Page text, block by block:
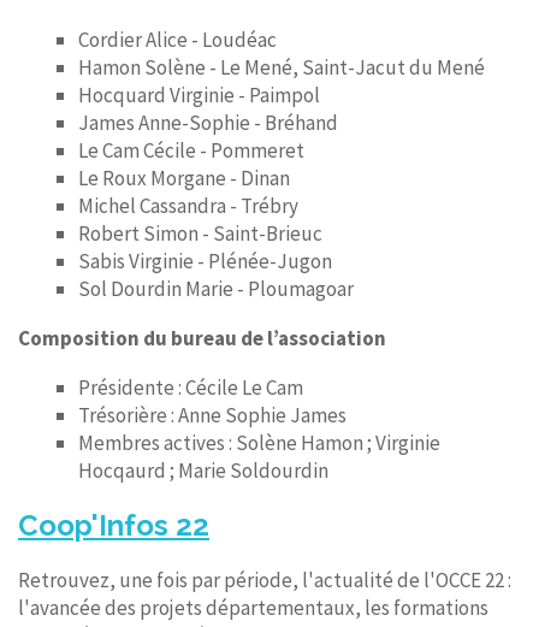
Cordier Alice - Loudéac
Hamon Solène - Le Mené, Saint-Jacut du Mené
Hocquard Virginie - Paimpol
James Anne-Sophie - Bréhand
Le Cam Cécile - Pommeret
Le Roux Morgane - Dinan
Michel Cassandra - Trébry
Robert Simon - Saint-Brieuc
Sabis Virginie - Plénée-Jugon
Sol Dourdin Marie - Ploumagoar
Composition du bureau de l’association
Présidente : Cécile Le Cam
Trésorière : Anne Sophie James
Membres actives : Solène Hamon ; Virginie
Hocqaurd ; Marie Soldourdin
Coop'Infos 22
Retrouvez, une fois par période, l'actualité de l'OCCE 22 :
l'avancée des projets départementaux, les formations